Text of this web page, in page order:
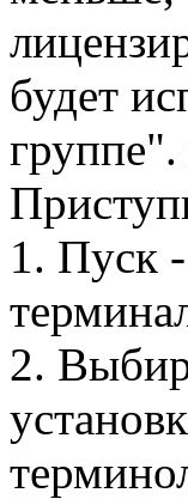
будет
группе".
1. Пуск
2.